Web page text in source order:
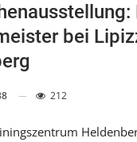
bei
212